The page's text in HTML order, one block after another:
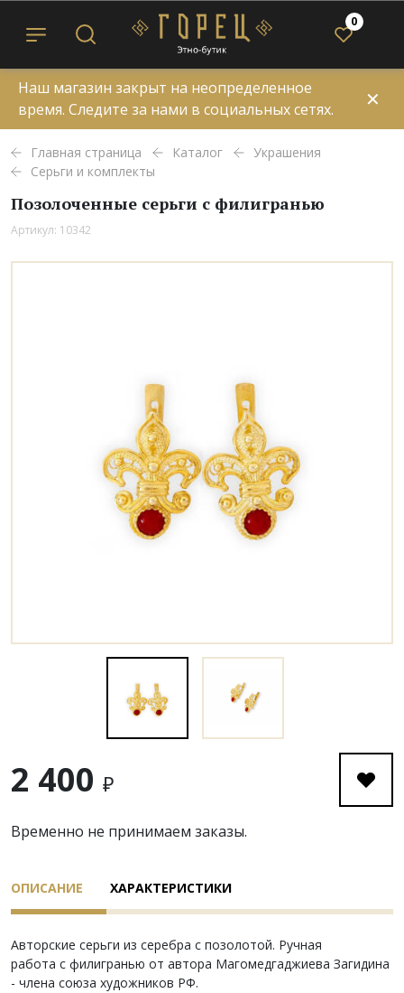
0
Наш магазин закрыт на неопределенное
время. Следите за нами в социальных сетях.
✕
Главная страница Каталог
Украшения
Серьги и комплекты
Позолоченные серьги с филигранью
Артикул: 10342
2 400 ₽
Временно не принимаем заказы.
ОПИСАНИЕ ХАРАКТЕРИСТИКИ
Авторские серьги из серебра с позолотой. Ручная
работа с филигранью от автора Магомедгаджиева Загидина
- члена союза художников РФ.